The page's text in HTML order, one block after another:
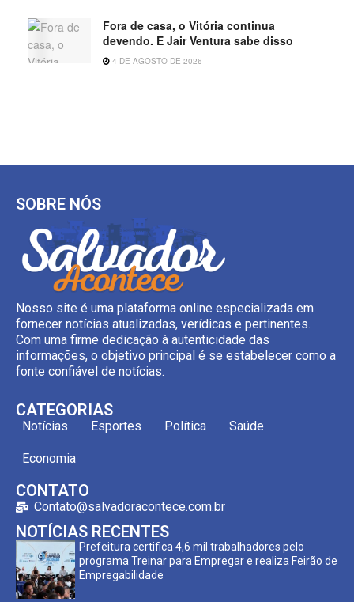
Fora de casa, o Vitória continua
devendo. E Jair Ventura sabe disso
4 DE AGOSTO DE 2026
SOBRE NÓS
Nosso site é uma plataforma online especializada em
fornecer notícias atualizadas, verídicas e pertinentes.
Com uma firme dedicação à autenticidade das
informações, o objetivo principal é se estabelecer como a
fonte confiável de notícias.
CATEGORIAS
Notícias Esportes Política Saúde
Economia
CONTATO
Contato@salvadoracontece.com.br
NOTÍCIAS RECENTES
Prefeitura certifica 4,6 mil trabalhadores pelo
programa Treinar para Empregar e realiza Feirão de
Empregabilidade